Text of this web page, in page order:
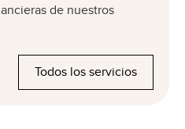
de nuestros
Todos los servicios